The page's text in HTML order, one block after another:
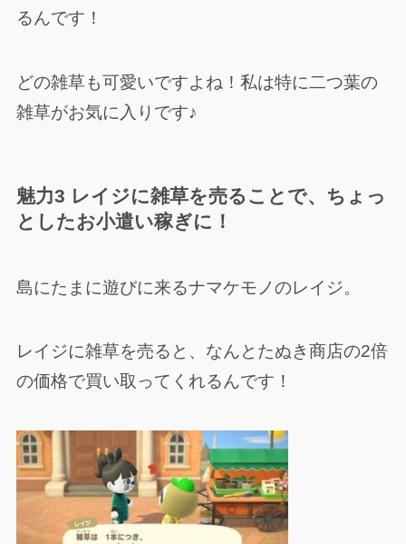
るんです！
どの雑草も可愛いですよね！私は特に二つ葉の
雑草がお気に入りです♪
魅力3 レイジに雑草を売ることで、ちょっ
としたお小遣い稼ぎに！
島にたまに遊びに来るナマケモノのレイジ。
レイジに雑草を売ると、なんとたぬき商店の2倍
の価格で買い取ってくれるんです！